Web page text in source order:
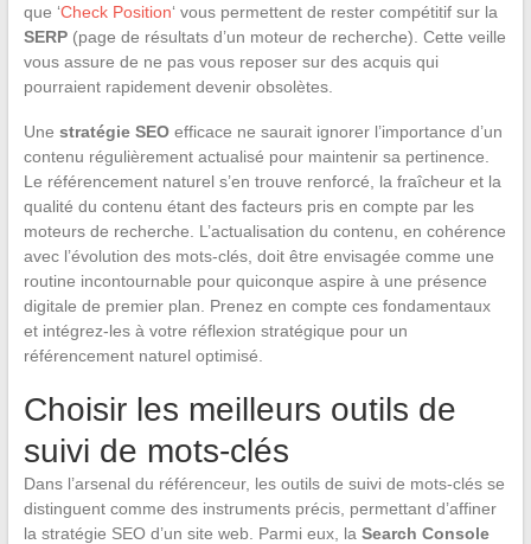
que ‘Check Position‘ vous permettent de rester compétitif sur la
SERP(page de résultats d’un moteur de recherche). Cette veille
vous assure de ne pas vous reposer sur des acquis qui
pourraient rapidement devenir obsolètes.
Une stratégie SEOefficace ne saurait ignorer l’importance d’un
contenu régulièrement actualisé pour maintenir sa pertinence.
Le référencement naturel s’en trouve renforcé, la fraîcheur et la
qualité du contenu étant des facteurs pris en compte par les
moteurs de recherche. L’actualisation du contenu, en cohérence
avec l’évolution des mots-clés, doit être envisagée comme une
routine incontournable pour quiconque aspire à une présence
digitale de premier plan. Prenez en compte ces fondamentaux
et intégrez-les à votre réflexion stratégique pour un
référencement naturel optimisé.
Choisir les meilleurs outils de
suivi de mots-clés
Dans l’arsenal du référenceur, les outils de suivi de mots-clés se
distinguent comme des instruments précis, permettant d’affiner
la stratégie SEO d’un site web. Parmi eux, la Search Console